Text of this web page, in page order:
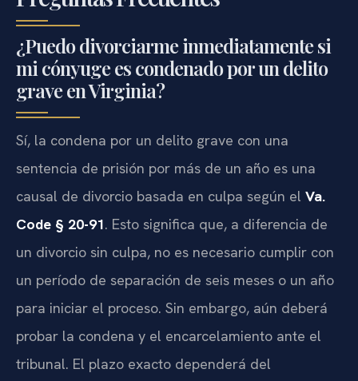
¿Puedo divorciarme inmediatamente si
mi cónyuge es condenado por un delito
grave en Virginia?
Sí, la condena por un delito grave con una
sentencia de prisión por más de un año es una
causal de divorcio basada en culpa según el Va.
Code § 20-91. Esto significa que, a diferencia de
un divorcio sin culpa, no es necesario cumplir con
un período de separación de seis meses o un año
para iniciar el proceso. Sin embargo, aún deberá
probar la condena y el encarcelamiento ante el
tribunal. El plazo exacto dependerá del